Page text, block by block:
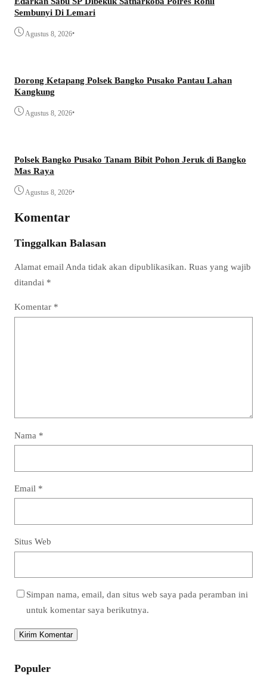
Sembunyi Di Lemari
Agustus 8, 2026•
Dorong Ketapang Polsek Bangko Pusako Pantau Lahan
Kangkung
Agustus 8, 2026•
Polsek Bangko Pusako Tanam Bibit Pohon Jeruk di Bangko
Mas Raya
Agustus 8, 2026•
Komentar
Tinggalkan Balasan
Alamat email Anda tidak akan dipublikasikan. Ruas yang wajib
ditandai *
Komentar *
Nama *
Email *
Situs Web
Simpan nama, email, dan situs web saya pada peramban ini
untuk komentar saya berikutnya.
Populer